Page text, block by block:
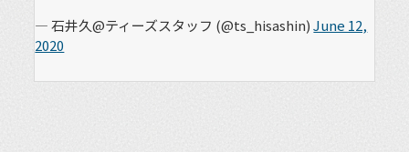
— 石井久@ティーズスタッフ (@ts_hisashin)June 12,
2020